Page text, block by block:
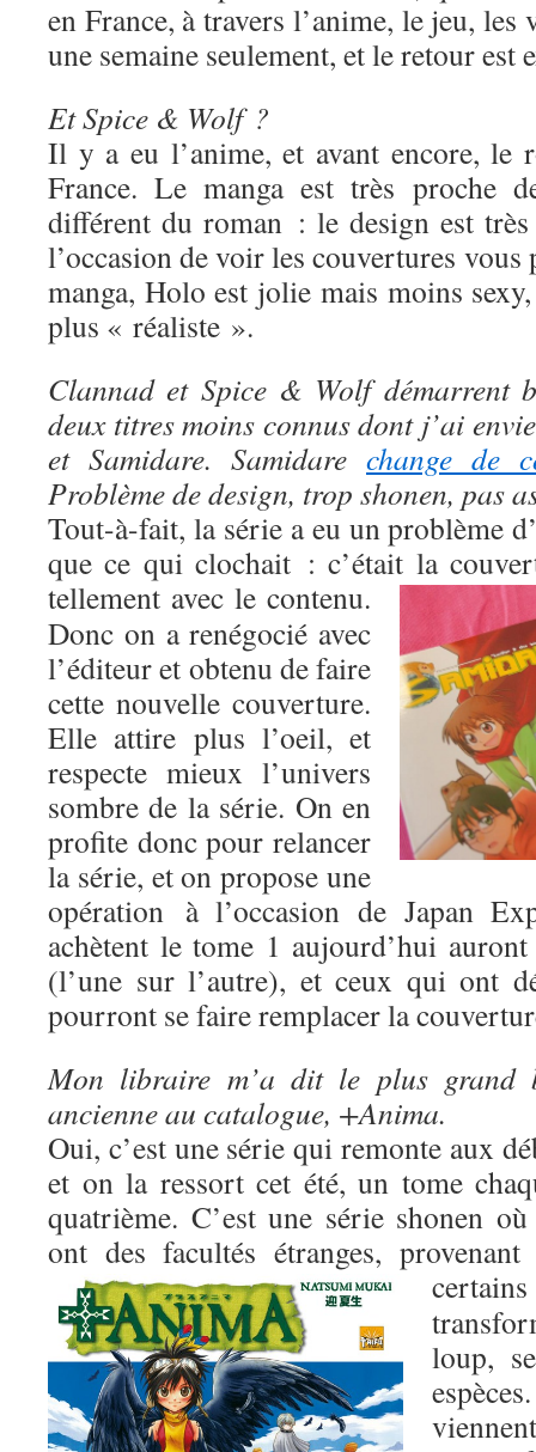
en France, à travers l’anime, le jeu,
une semaine seulement, et le retour est
Et Spice & Wolf ?
Il y a eu l’anime, et avant encore, le
France. Le manga est très proche
différent du roman : le design est
l’occasion de voir les couvertures
manga, Holo est jolie mais moins
plus « réaliste ».
Clannad et Spice & Wolf démarrent
deux titres moins connus dont j’ai
et Samidare. Samidare change de
Problème de design, trop shonen, pas
Tout-à-fait, la série a eu un problème
que ce qui clochait : c’était la
tellement avec le contenu.
Donc on a renégocié avec
l’éditeur et obtenu de faire
cette nouvelle couverture.
Elle attire plus l’oeil, et
respecte mieux l’univers
sombre de la série. On en
profite donc pour relancer
la série, et on propose une
opération à l’occasion de Japan
achètent le tome 1 aujourd’hui
(l’une sur l’autre), et ceux qui ont
pourront se faire remplacer la
Mon libraire m’a dit le plus grand
ancienne au catalogue, +Anima.
Oui, c’est une série qui remonte aux
et on la ressort cet été, un tome
quatrième. C’est une série shonen
ont des facultés étranges,
loup,